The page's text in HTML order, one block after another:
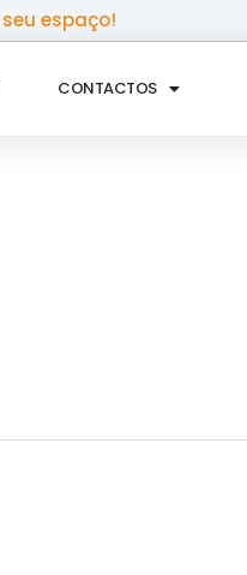
espaço!
CONTACTOS